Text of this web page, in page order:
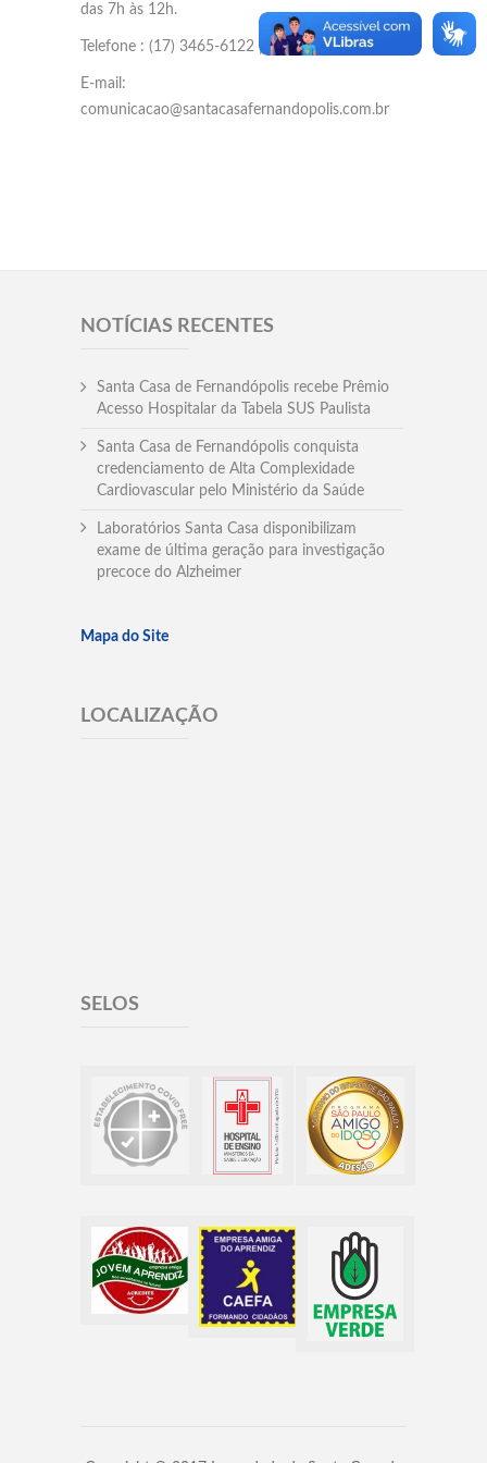
das 7h às 12h.
Telefone : (17) 3465-6122 | ramal 477
E-mail:
comunicacao@santacasafernandopolis.com.br
NOTÍCIAS RECENTES
Santa Casa de Fernandópolis recebe Prêmio
Acesso Hospitalar da Tabela SUS Paulista
Santa Casa de Fernandópolis conquista
credenciamento de Alta Complexidade
Cardiovascular pelo Ministério da Saúde
Laboratórios Santa Casa disponibilizam
exame de última geração para investigação
precoce do Alzheimer
Mapa do Site
LOCALIZAÇÃO
SELOS